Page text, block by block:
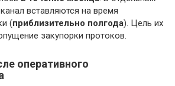
вставляются на время
(приблизительно полгода). Цель их
закупорки протоков.
оперативного